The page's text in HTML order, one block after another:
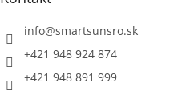
info@smartsunsro.sk
+421 948 924 874
+421 948 891 999